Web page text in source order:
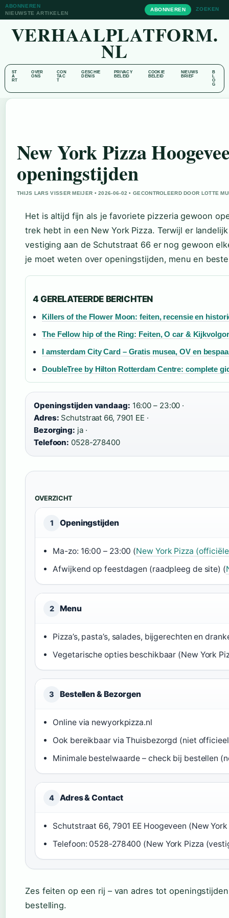
ABONNEREN
NIEUWSTE ARTIKELEN
ABONNEREN ZOEKEN
VERHAALPLATFORM.
NL
ST
A
RT
OVER
ONS
CON
TAC
T
GESCHIE
DENIS
PRIVACY
BELEID
COOKIE
BELEID
NIEUWS
BRIEF
B
L
O
G
New York Pizza
openingstijden
THIJS LARS VISSER MEIJER • 2026-06-02 • GECONTROLEERD DOOR LOTTE
Het is altijd fijn als je favoriete pizzeria gewoon
trek hebt in een New York Pizza. Terwijl er
vestiging aan de Schutstraat 66 er nog gewoon
je moet weten over openingstijden, menu en
4 GERELATEERDE BERICHTEN
Killers of the Flower Moon: feiten, recensie en
The Fellow hip of the Ring: Feiten, O car &
I amsterdam City Card – Gratis musea, OV en
DoubleTree by Hilton Rotterdam Centre: complete
Openingstijden vandaag: 16:00 – 23:00 ·
Adres: Schutstraat 66, 7901 EE ·
Bezorging: ja ·
Telefoon: 0528-278400
OVERZICHT
1 Openingstijden
Ma-zo: 16:00 – 23:00 (New York Pizza
Afwijkend op feestdagen (raadpleeg de site) (
2 Menu
Pizza’s, pasta’s, salades, bijgerechten en
Vegetarische opties beschikbaar (New York
3 Bestellen & Bezorgen
Online via newyorkpizza.nl
Ook bereikbaar via Thuisbezorgd (niet
Minimale bestelwaarde – check bij bestellen
4 Adres & Contact
Schutstraat 66, 7901 EE Hoogeveen (New
Telefoon: 0528-278400 (New York Pizza
Zes feiten op een rij – van adres tot
bestelling.